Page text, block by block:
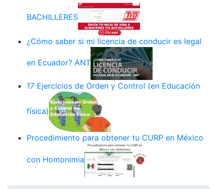
BACHILLERES
¿Cómo saber si mi licencia de conducir es legal
en Ecuador? ANT
17 Ejercicios de Orden y Control (en Educación
física)
Procedimiento para obtener tu CURP en México
con Homonimia